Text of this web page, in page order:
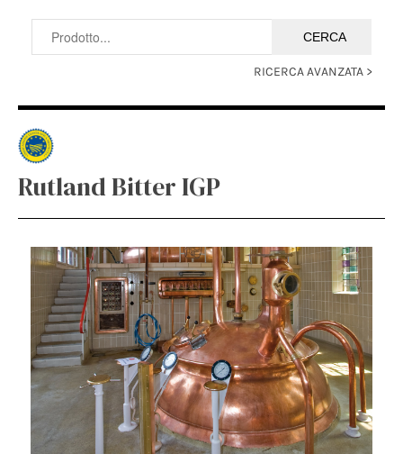
RICERCA AVANZATA >
Rutland Bitter IGP